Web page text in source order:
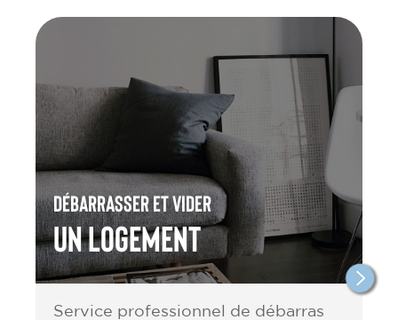
Débarrasser et vider
un Logement
Service professionnel de débarras